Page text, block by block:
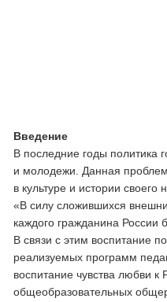
Введение
В последние годы политика
и молодежи. Данная
в культуре и истории своего
«В силу сложившихся
каждого гражданина
В связи с этим воспитание
реализуемых программ
воспитание чувства любви
общеобразовательных